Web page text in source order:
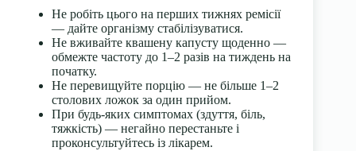
Не робіть цього на перших тижнях ремісії
— дайте організму стабілізуватися.
Не вживайте квашену капусту щоденно —
обмежте частоту до 1–2 разів на тиждень на
початку.
Не перевищуйте порцію — не більше 1–2
столових ложок за один прийом.
При будь-яких симптомах (здуття, біль,
тяжкість) — негайно перестаньте і
проконсультуйтесь із лікарем.